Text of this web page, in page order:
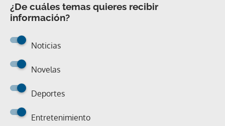
¿De cuáles temas quieres recibir
información?
Noticias
Novelas
Deportes
Entretenimiento